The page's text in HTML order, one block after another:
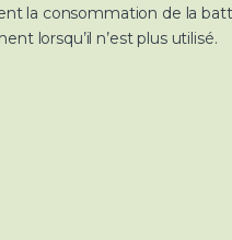
la consommation de la
lorsqu’il n’est plus utilisé.